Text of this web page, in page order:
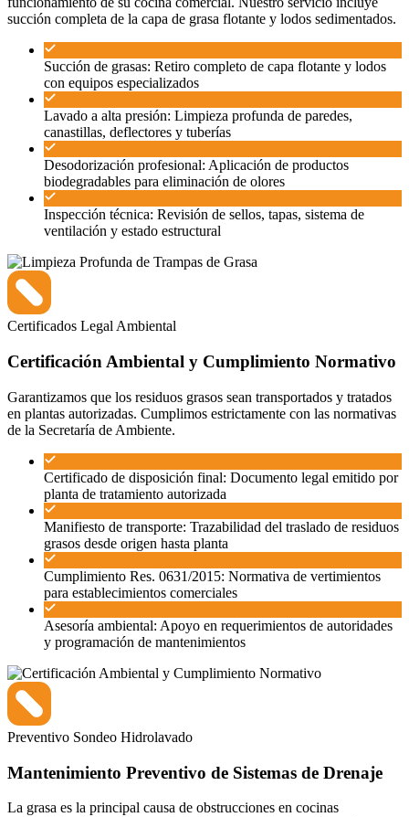
succión completa de la capa de grasa flotante y lodos sedimentados.
Succión de grasas: Retiro completo de capa flotante y lodos
con equipos especializados
Lavado a alta presión: Limpieza profunda de paredes,
canastillas, deflectores y tuberías
Desodorización profesional: Aplicación de productos
biodegradables para eliminación de olores
Inspección técnica: Revisión de sellos, tapas, sistema de
ventilación y estado estructural
Certificados Legal Ambiental
Certificación Ambiental y Cumplimiento Normativo
Garantizamos que los residuos grasos sean transportados y tratados
en plantas autorizadas. Cumplimos estrictamente con las normativas
de la Secretaría de Ambiente.
Certificado de disposición final: Documento legal emitido por
planta de tratamiento autorizada
Manifiesto de transporte: Trazabilidad del traslado de residuos
grasos desde origen hasta planta
Cumplimiento Res. 0631/2015: Normativa de vertimientos
para establecimientos comerciales
Asesoría ambiental: Apoyo en requerimientos de autoridades
y programación de mantenimientos
Preventivo Sondeo Hidrolavado
Mantenimiento Preventivo de Sistemas de Drenaje
La grasa es la principal causa de obstrucciones en cocinas